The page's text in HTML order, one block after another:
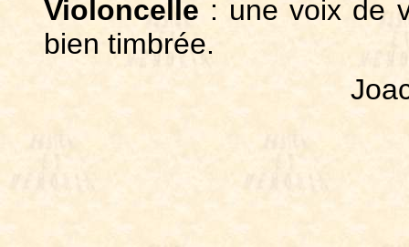
Violoncelle : une voix de
bien timbrée.